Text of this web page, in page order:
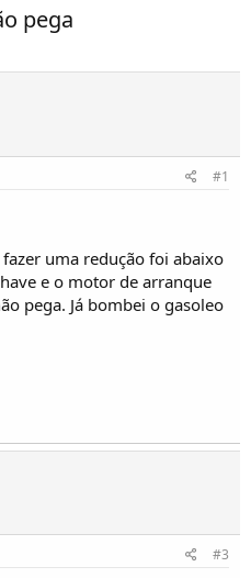
pega
#1
uma redução foi abaixo
e o motor de arranque
pega. Já bombei o gasoleo
#3